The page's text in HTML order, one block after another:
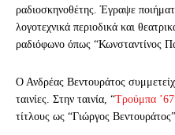
ραδιοσκηνοθέτης. Έγραψε
λογοτεχνικά περιοδικά και
ραδιόφωνο όπως “Κωνσταντίνος
Ο Ανδρέας Βεντουράτος
ταινίες. Στην ταινία, “Τρούμπα ’67
τίτλους ως “Γιώργος Βεντουράτος”